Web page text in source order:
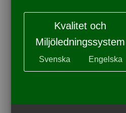
Kvalitet och
Miljöledningssystem
Svenska Engelska